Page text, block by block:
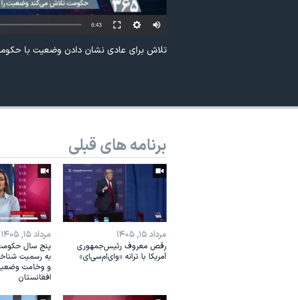
Auto
6:43
تلاش برای عادی نشان دادن وضعیت با
برنامه های قبلی
مرداد ۱۵, ۱۴۰۵
رقص معروف رئیس‌جمهوری
آمریکا با ترانه «وای‌ام‌سی‌ای»
مرداد ۱۵, ۱۴۰۵
پنج سال
به رسمیت
و وخامت
افغانستان